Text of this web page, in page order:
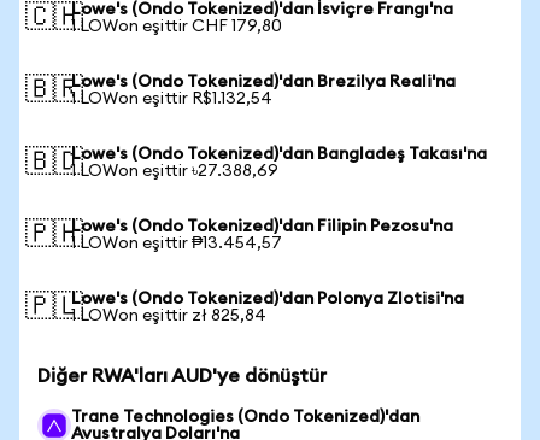
🇨🇭Lowe's (Ondo Tokenized)'dan İsviçre Frangı'na
1 LOWon eşittir CHF 179,80
🇧🇷Lowe's (Ondo Tokenized)'dan Brezilya Reali'na
1 LOWon eşittir R$1.132,54
🇧🇩Lowe's (Ondo Tokenized)'dan Bangladeş Takası'na
1 LOWon eşittir ৳27.388,69
🇵🇭Lowe's (Ondo Tokenized)'dan Filipin Pezosu'na
1 LOWon eşittir ₱13.454,57
🇵🇱Lowe's (Ondo Tokenized)'dan Polonya Zlotisi'na
1 LOWon eşittir zł 825,84
Diğer RWA'ları AUD'ye dönüştür
Trane Technologies (Ondo Tokenized)'dan
Avustralya Doları'na